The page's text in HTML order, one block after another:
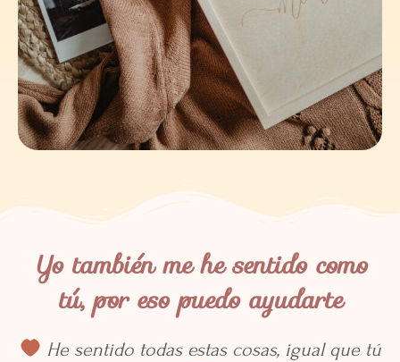
Yo también me he sentido como
tú, por eso puedo ayudarte
He sentido todas estas cosas, igual que tú